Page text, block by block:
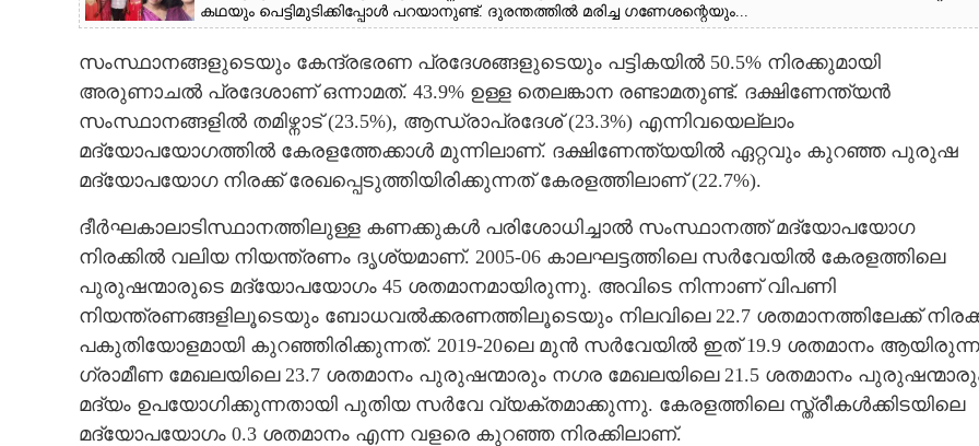
കഥയും പെട്ടിമുടിക്കിപ്പോൾ പറയാനുണ്ട്. ദുരന്തത്തിൽ മരിച്ച ഗണേശന്റെയും...
സംസ്ഥാനങ്ങളുടെയും കേന്ദ്രഭരണ പ്രദേശങ്ങളുടെയും പട്ടികയില്‍ 50.5% നിരക്കുമായി
അരുണാചല്‍ പ്രദേശാണ് ഒന്നാമത്. 43.9% ഉള്ള തെലങ്കാന രണ്ടാമതുണ്ട്. ദക്ഷിണേന്ത്യന്‍
സംസ്ഥാനങ്ങളില്‍ തമിഴ്നാട് (23.5%), ആന്ധ്രാപ്രദേശ് (23.3%) എന്നിവയെല്ലാം
മദ്യോപയോഗത്തില്‍ കേരളത്തേക്കാള്‍ മുന്നിലാണ്. ദക്ഷിണേന്ത്യയില്‍ ഏറ്റവും കുറഞ്ഞ പുരുഷ
മദ്യോപയോഗ നിരക്ക് രേഖപ്പെടുത്തിയിരിക്കുന്നത് കേരളത്തിലാണ് (22.7%).
ദീര്‍ഘകാലാടിസ്ഥാനത്തിലുള്ള കണക്കുകള്‍ പരിശോധിച്ചാല്‍ സംസ്ഥാനത്ത് മദ്യോപയോഗ
നിരക്കില്‍ വലിയ നിയന്ത്രണം ദൃശ്യമാണ്. 2005-06 കാലഘട്ടത്തിലെ സര്‍വേയില്‍ കേരളത്തിലെ
പുരുഷന്മാരുടെ മദ്യോപയോഗം 45 ശതമാനമായിരുന്നു. അവിടെ നിന്നാണ് വിപണി
നിയന്ത്രണങ്ങളിലൂടെയും ബോധവല്‍ക്കരണത്തിലൂടെയും നിലവിലെ 22.7 ശതമാനത്തിലേക്ക്
പകുതിയോളമായി കുറഞ്ഞിരിക്കുന്നത്. 2019-20ലെ മുന്‍ സര്‍വേയില്‍ ഇത് 19.9 ശതമാനം
ഗ്രാമീണ മേഖലയിലെ 23.7 ശതമാനം പുരുഷന്മാരും നഗര മേഖലയിലെ 21.5 ശതമാനം
മദ്യം ഉപയോഗിക്കുന്നതായി പുതിയ സര്‍വേ വ്യക്തമാക്കുന്നു. കേരളത്തിലെ സ്ത്രീകള്‍ക്കിടയിലെ
മദ്യോപയോഗം 0.3 ശതമാനം എന്ന വളരെ കുറഞ്ഞ നിരക്കിലാണ്.